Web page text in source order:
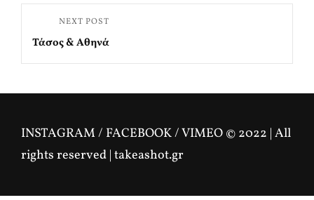
Πλοήγηση
άρθρων
Post
NEXT POST
Τάσος & Αθηνά
INSTAGRAM / FACEBOOK / VIMEO © 2022 | All
rights reserved | takeashot.gr